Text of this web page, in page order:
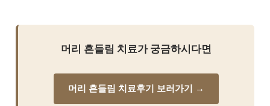
머리 흔들림 치료가 궁금하시다면
머리 흔들림 치료후기 보러가기 →